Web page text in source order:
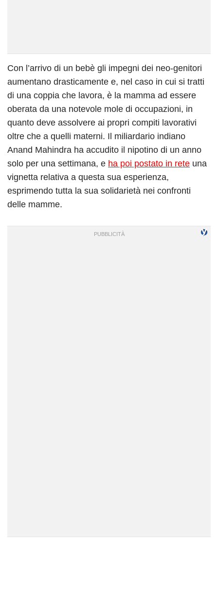
Con l’arrivo di un bebè gli impegni dei neo-genitori
aumentano drasticamente e, nel caso in cui si tratti
di una coppia che lavora, è la mamma ad essere
oberata da una notevole mole di occupazioni, in
quanto deve assolvere ai propri compiti lavorativi
oltre che a quelli materni. Il miliardario indiano
Anand Mahindra ha accudito il nipotino di un anno
solo per una settimana, e ha poi postato in rete una
vignetta relativa a questa sua esperienza,
esprimendo tutta la sua solidarietà nei confronti
delle mamme.